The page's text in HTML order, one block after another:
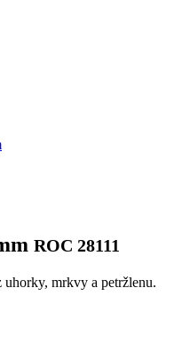
ROC 28111
uhorky, mrkvy a petržlenu.